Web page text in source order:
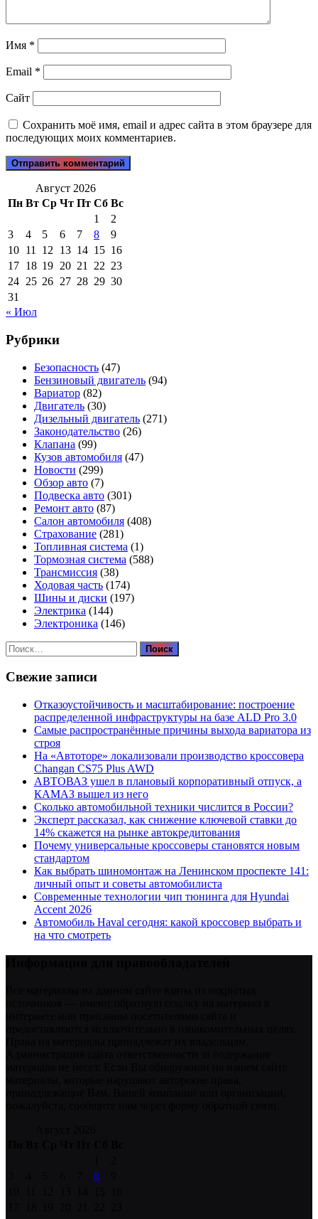
Имя *
Email *
Сайт
Сохранить моё имя, email и адрес сайта в этом браузере для
последующих моих комментариев.
Август 2026
Пн Вт Ср Чт Пт Сб Вс
1
2
3
4 5 6 7 8
9
10 11 12 13 14 15 16
17 18 19 20 21 22 23
24 25 26 27 28 29 30
31
« Июл
Рубрики
Безопасность (47)
Бензиновый двигатель (94)
Вариатор (82)
Двигатель (30)
Дизельный двигатель (271)
Законодательство (26)
Клапана (99)
Кузов автомобиля (47)
Новости (299)
Обзор авто (7)
Подвеска авто (301)
Ремонт авто (87)
Салон автомобиля (408)
Страхование (281)
Топливная система (1)
Тормозная система (588)
Трансмиссия (38)
Ходовая часть (174)
Шины и диски (197)
Электрика (144)
Электроника (146)
Найти:
Свежие записи
Отказоустойчивость и масштабирование: построение
распределенной инфраструктуры на базе ALD Pro 3.0
Самые распространённые причины выхода вариатора из
строя
На «Автоторе» локализовали производство кроссовера
Changan CS75 Plus AWD
АВТОВАЗ ушел в плановый корпоративный отпуск, а
КАМАЗ вышел из него
Сколько автомобильной техники числится в России?
Эксперт рассказал, как снижение ключевой ставки до
14% скажется на рынке автокредитования
Почему универсальные кроссоверы становятся новым
стандартом
Как выбрать шиномонтаж на Ленинском проспекте 141:
личный опыт и советы автомобилиста
Современные технологии чип тюнинга для Hyundai
Accent 2026
Автомобиль Haval сегодня: какой кроссовер выбрать и
на что смотреть
8